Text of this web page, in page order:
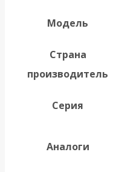
Модель
Страна
производитель
Серия
Аналоги